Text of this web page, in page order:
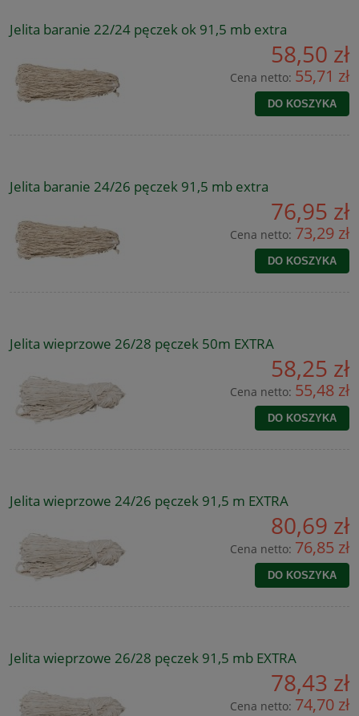
Jelita baranie 22/24 pęczek ok 91,5 mb extra
58,50 zł
Cena netto: 55,71 zł
DO KOSZYKA
Jelita baranie 24/26 pęczek 91,5 mb extra
76,95 zł
Cena netto: 73,29 zł
DO KOSZYKA
Jelita wieprzowe 26/28 pęczek 50m EXTRA
58,25 zł
Cena netto: 55,48 zł
DO KOSZYKA
Jelita wieprzowe 24/26 pęczek 91,5 m EXTRA
80,69 zł
Cena netto: 76,85 zł
DO KOSZYKA
Jelita wieprzowe 26/28 pęczek 91,5 mb EXTRA
78,43 zł
Cena netto: 74,70 zł